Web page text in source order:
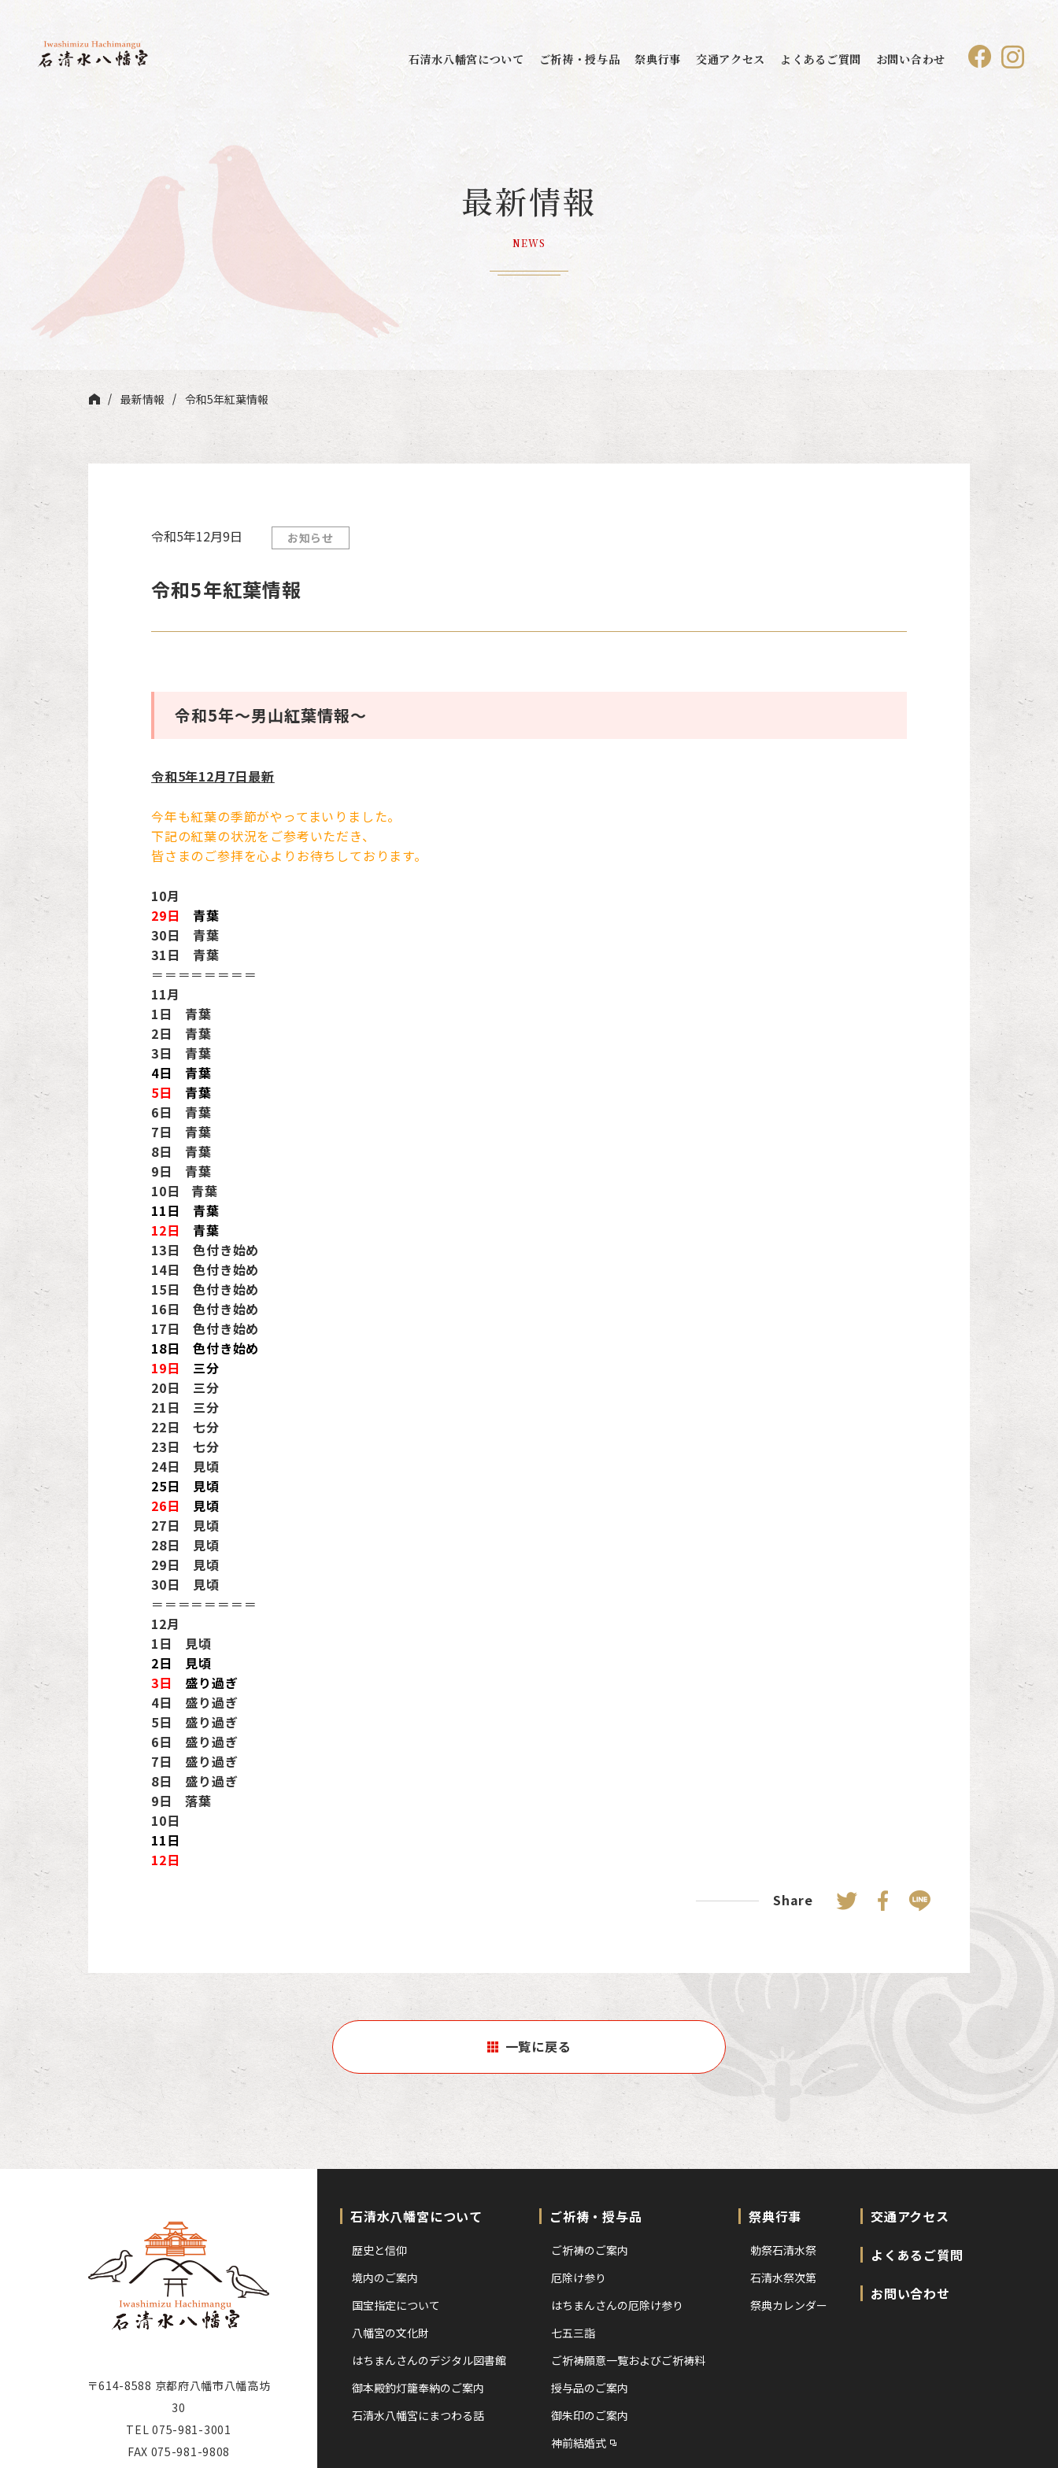
石清水八幡宮について ご祈祷・授与品 祭典行事 交通アクセス よくあるご質問 お問い合わせ
最新情報
NEWS
最新情報 令和5年紅葉情報
令和5年12月9日 お知らせ
令和5年紅葉情報
令和5年～男山紅葉情報～
令和5年12月7日最新
今年も紅葉の季節がやってまいりました。
下記の紅葉の状況をご参考いただき、
皆さまのご参拝を心よりお待ちしております。
10月
29日 青葉
30日 青葉
31日 青葉
＝＝＝＝＝＝＝＝
11月
1日 青葉
2日 青葉
3日 青葉
4日 青葉
5日 青葉
6日 青葉
7日 青葉
8日 青葉
9日 青葉
10日 青葉
11日
青葉
12日 青葉
13日 色付き始め
14日 色付き始め
15日 色付き始め
16日 色付き始め
17日 色付き始め
18日 色付き始め
19日 三分
20日 三分
21日 三分
22日 七分
23日 七分
24日 見頃
25日
見頃
26日 見頃
27日 見頃
28日 見頃
29日 見頃
30日 見頃
＝＝＝＝＝＝＝＝
12月
1日 見頃
2日
見頃
3日 盛り過ぎ
4日 盛り過ぎ
5日 盛り過ぎ
6日 盛り過ぎ
7日 盛り過ぎ
8日 盛り過ぎ
9日 落葉
10日
11日
12日
Share
一覧に戻る
〒614-8588 京都府八幡市八幡高坊
30
TEL075-981-3001
FAX 075-981-9808
石清水八幡宮について
歴史と信仰
境内のご案内
国宝指定について
八幡宮の文化財
はちまんさんのデジタル図書館
御本殿釣灯籠奉納のご案内
石清水八幡宮にまつわる話
ご祈祷・授与品
ご祈祷のご案内
厄除け参り
はちまんさんの厄除け参り
七五三詣
ご祈祷願意一覧およびご祈祷料
授与品のご案内
御朱印のご案内
神前結婚式
祭典行事
勅祭石清水祭
石清水祭次第
祭典カレンダー
交通アクセス
よくあるご質問
お問い合わせ